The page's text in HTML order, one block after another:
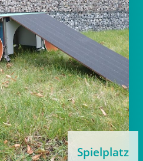
Spielplatz